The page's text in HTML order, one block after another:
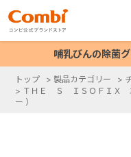
哺乳びんの除菌
トップ > 製品カテゴリー >
> ＴＨＥ Ｓ ＩＳＯＦＩＸ
ー ）